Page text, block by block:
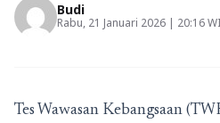
Budi
Rabu, 21 Januari 2026 | 20:16
Tes Wawasan Kebangsaan